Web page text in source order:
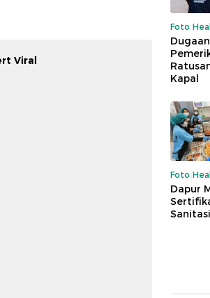
Viral
Foto
Kapal
Foto
Dapur
Sanitasi